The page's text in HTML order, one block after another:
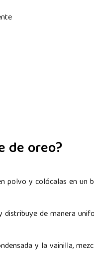
de oreo?
y colócalas en un
de manera
y la vainilla,